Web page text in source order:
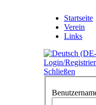
Startseite
Verein
Links
Login/
Schließen